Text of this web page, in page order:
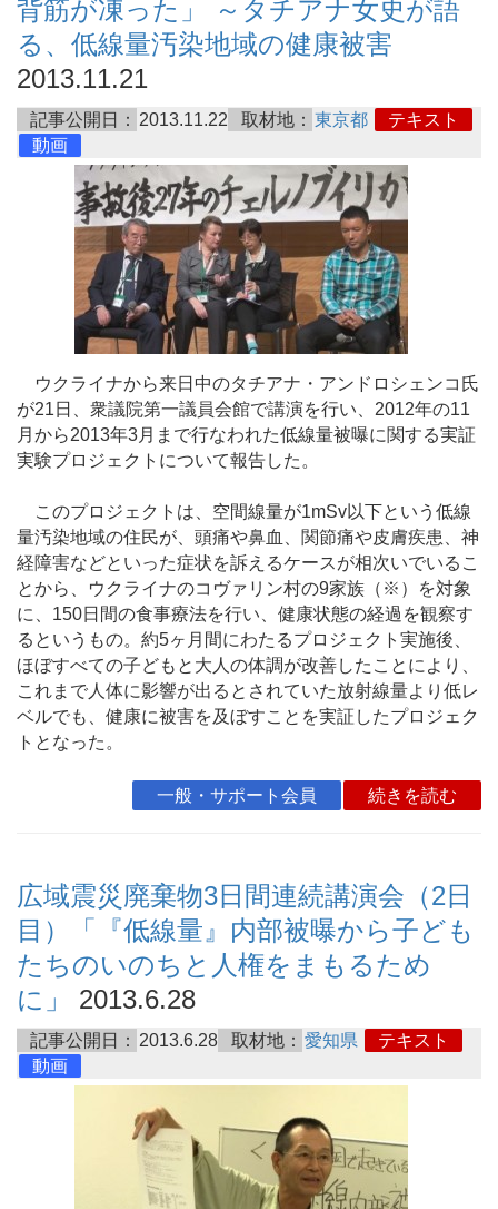
背筋が凍った」 ～タチアナ女史が語
る、低線量汚染地域の健康被害
2013.11.21
記事公開日： 2013.11.22 取材地： 東京都
テキスト
動画
ウクライナから来日中のタチアナ・アンドロシェンコ氏
が21日、衆議院第一議員会館で講演を行い、2012年の11
月から2013年3月まで行なわれた低線量被曝に関する実証
実験プロジェクトについて報告した。
このプロジェクトは、空間線量が1mSv以下という低線
量汚染地域の住民が、頭痛や鼻血、関節痛や皮膚疾患、神
経障害などといった症状を訴えるケースが相次いでいるこ
とから、ウクライナのコヴァリン村の9家族（※）を対象
に、150日間の食事療法を行い、健康状態の経過を観察す
るというもの。約5ヶ月間にわたるプロジェクト実施後、
ほぼすべての子どもと大人の体調が改善したことにより、
これまで人体に影響が出るとされていた放射線量より低レ
ベルでも、健康に被害を及ぼすことを実証したプロジェク
トとなった。
一般・サポート会員 続きを読む
広域震災廃棄物3日間連続講演会（2日
目）「『低線量』内部被曝から子ども
たちのいのちと人権をまもるため
に」
2013.6.28
記事公開日： 2013.6.28 取材地： 愛知県
テキスト
動画